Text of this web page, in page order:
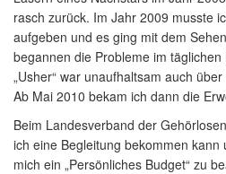
rasch zurück. Im Jahr 2009 musste
aufgeben und es ging mit dem
begannen die Probleme im
„Usher“ war unaufhaltsam auch
Ab Mai 2010 bekam ich dann die
Beim Landesverband der
ich eine Begleitung bekommen
mich ein „Persönliches Budget“ zu